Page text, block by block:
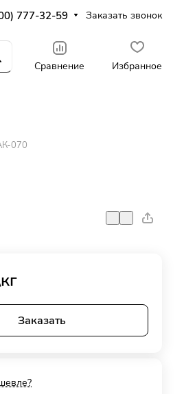
777-32-59
Заказать звонок
Сравнение Избранное
070
Заказать